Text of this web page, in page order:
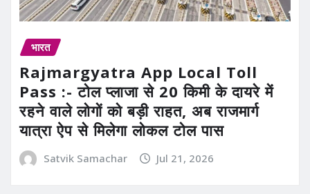
भारत
Rajmargyatra App Local Toll
Pass :- टोल प्लाजा से 20 किमी के दायरे में
रहने वाले लोगों को बड़ी राहत, अब राजमार्ग
यात्रा ऐप से मिलेगा लोकल टोल पास
Satvik Samachar Jul 21, 2026